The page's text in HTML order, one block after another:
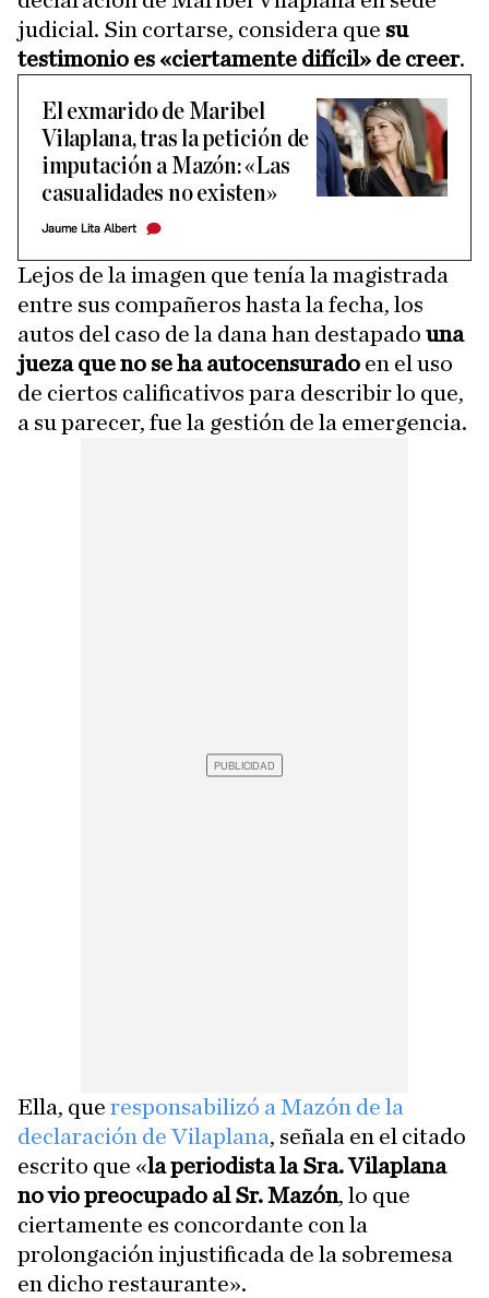
judicial. Sin cortarse, considera que su
testimonio es «ciertamente difícil» de creer.
El exmarido de Maribel
Vilaplana, tras la petición de
imputación a Mazón: «Las
casualidades no existen»
Jaume Lita Albert
Lejos de la imagen que tenía la magistrada
entre sus compañeros hasta la fecha, los
autos del caso de la dana han destapado una
jueza que no se ha autocensurado en el uso
de ciertos calificativos para describir lo que,
a su parecer, fue la gestión de la emergencia.
Ella, que responsabilizó a Mazón de la
declaración de Vilaplana, señala en el citado
escrito que «la periodista la Sra. Vilaplana
no vio preocupado al Sr. Mazón, lo que
ciertamente es concordante con la
prolongación injustificada de la sobremesa
en dicho restaurante».